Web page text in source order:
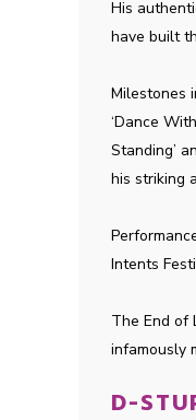
His
have built
Milestones
‘Dance
Standing’
his striking
Intents
The End of
infamously
D-